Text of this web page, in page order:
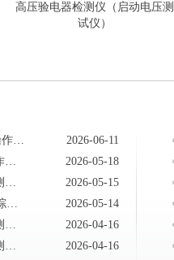
高压验电器检测仪（启动电压测
试仪）
MOEORW-KD13高压开关交直流操作电源交流电源操作
2026-06-11
MOEORW-KD12 高压开关直流操作电源现场接线
2026-05-18
MOEORW-KG30 交直流高压开关测试系统仪器送检说明
2026-05-15
MOEORW-5126CPJ 高压开关特性综合测试仪注意事项
2026-05-14
MOEORW-KG30 交直流高压开关测试系统技术答疑
2026-04-16
MOEORW-KG30 交直流高压开关测试系统测试现场常见技术问题及处理办法
2026-04-16